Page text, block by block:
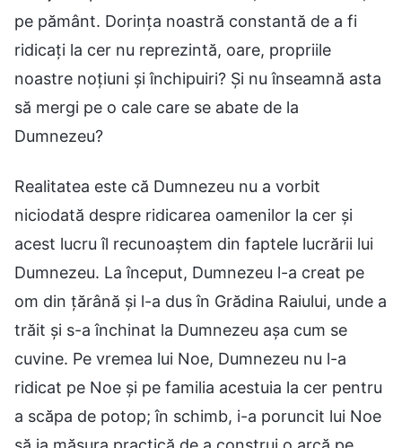
pe pământ. Dorința noastră constantă de a fi
ridicați la cer nu reprezintă, oare, propriile
noastre noțiuni și închipuiri? Și nu înseamnă asta
să mergi pe o cale care se abate de la
Dumnezeu?
Realitatea este că Dumnezeu nu a vorbit
niciodată despre ridicarea oamenilor la cer și
acest lucru îl recunoaștem din faptele lucrării lui
Dumnezeu. La început, Dumnezeu l-a creat pe
om din țărână și l-a dus în Grădina Raiului, unde a
trăit și s-a închinat la Dumnezeu așa cum se
cuvine. Pe vremea lui Noe, Dumnezeu nu l-a
ridicat pe Noe și pe familia acestuia la cer pentru
a scăpa de potop; în schimb, i-a poruncit lui Noe